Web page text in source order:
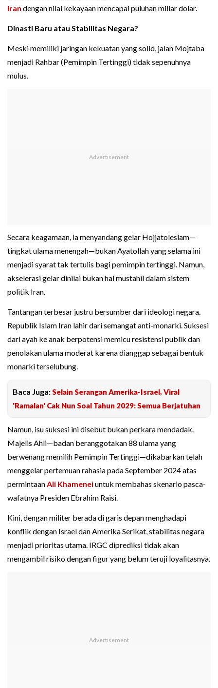
Iran dengan nilai kekayaan mencapai puluhan miliar dolar.
Dinasti Baru atau Stabilitas Negara?
Meski memiliki jaringan kekuatan yang solid, jalan Mojtaba
menjadi Rahbar (Pemimpin Tertinggi) tidak sepenuhnya
mulus.
Secara keagamaan, ia menyandang gelar Hojjatoleslam—
tingkat ulama menengah—bukan Ayatollah yang selama ini
menjadi syarat tak tertulis bagi pemimpin tertinggi. Namun,
akselerasi gelar dinilai bukan hal mustahil dalam sistem
politik Iran.
Tantangan terbesar justru bersumber dari ideologi negara.
Republik Islam Iran lahir dari semangat anti-monarki. Suksesi
dari ayah ke anak berpotensi memicu resistensi publik dan
penolakan ulama moderat karena dianggap sebagai bentuk
monarki terselubung.
Baca Juga:Selain Serangan Amerika-Israel, Viral
'Ramalan' Cak Nun Soal Tahun 2029: Semua Berjatuhan
Namun, isu suksesi ini disebut bukan perkara mendadak.
Majelis Ahli—badan beranggotakan 88 ulama yang
berwenang memilih Pemimpin Tertinggi—dikabarkan telah
menggelar pertemuan rahasia pada September 2024 atas
permintaanAli Khameneiuntuk membahas skenario pasca-
wafatnya Presiden Ebrahim Raisi.
Kini, dengan militer berada di garis depan menghadapi
konflik dengan Israel dan Amerika Serikat, stabilitas negara
menjadi prioritas utama. IRGC diprediksi tidak akan
mengambil risiko dengan figur yang belum teruji loyalitasnya.